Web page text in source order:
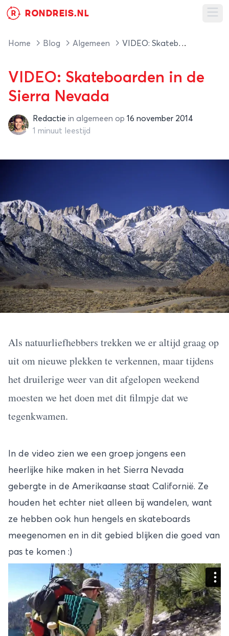
R RONDREIS.NL
Home Blog Algemeen VIDEO: Skateboarden in de Sierra Nevada
VIDEO: Skateboarden in de
Sierra Nevada
RedactieRedactie in algemeen op 16 november 2014
1 minuut leestijd
Als natuurliefhebbers trekken we er altijd graag op
uit om nieuwe plekken te verkennen, maar tijdens
het druilerige weer van dit afgelopen weekend
moesten we het doen met dit filmpje dat we
tegenkwamen.
In de video zien we een groep jongens een
heerlijke hike maken in het Sierra Nevada
gebergte in de Amerikaanse staat Californië. Ze
houden het echter niet alleen bij wandelen, want
ze hebben ook hun hengels en skateboards
meegenomen en in dit gebied blijken die goed van
pas te komen :)